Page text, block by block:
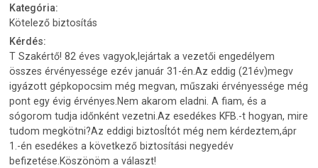
Kategória:
Kötelező biztosítás
Kérdés:
T Szakértő! 82 éves vagyok,lejártak a vezetői engedélyem
összes érvényessége ezév január 31-én.Az eddig (21év)megv
igyázott gépkopocsim még megvan, műszaki érvényessége még
pont egy évig érvényes.Nem akarom eladni. A fiam, és a
sógorom tudja időnként vezetni.Az esedékes KFB.-t hogyan, mire
tudom megkötni?Az eddigi biztosÍtót még nem kérdeztem,ápr
1.-én esedékes a következő biztosítási negyedév
befizetése.Köszönöm a választ!